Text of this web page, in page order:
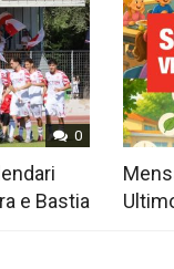
0
e Bastia